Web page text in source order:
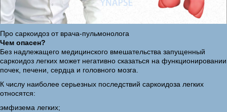
Про саркоидоз от врача-пульмонолога
Чем опасен?
Без надлежащего медицинского вмешательства запущенный
саркоидоз легких может негативно сказаться на функционировании
почек, печени, сердца и головного мозга.
К числу наиболее серьезных последствий саркоидоза легких
относятся:
эмфизема легких;